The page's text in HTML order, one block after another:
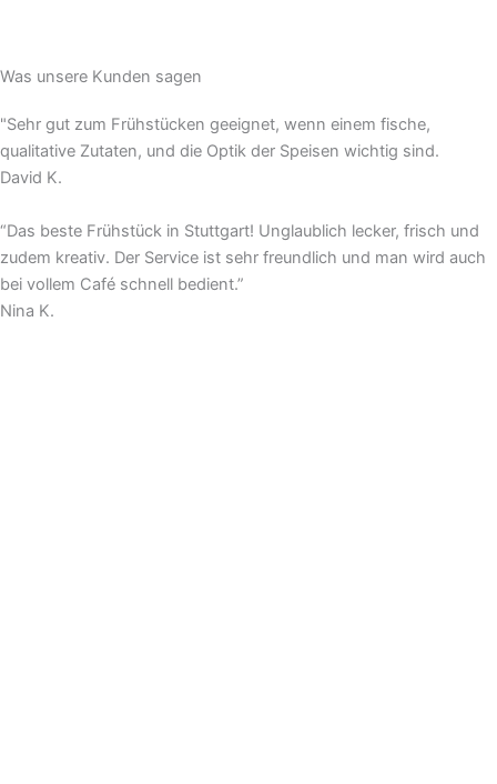
Was unsere Kunden sagen
"Sehr gut zum Frühstücken geeignet, wenn einem fische,
qualitative Zutaten, und die Optik der Speisen wichtig sind.
David K.
“Das beste Frühstück in Stuttgart! Unglaublich lecker, frisch und
zudem kreativ. Der Service ist sehr freundlich und man wird auch
bei vollem Café schnell bedient.”
Nina K.